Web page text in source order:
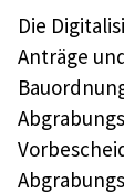
Die
Anträge